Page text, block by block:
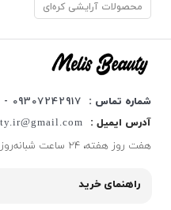
محصولات آرایشی کره‌ای
شماره تماس :
09307242917 - 02166082599
آدرس ایمیل :
هفت روز هفته، ۲۴ ساعت شبانه‌روز پاسخگوی شما هستیم.
راهنمای خرید